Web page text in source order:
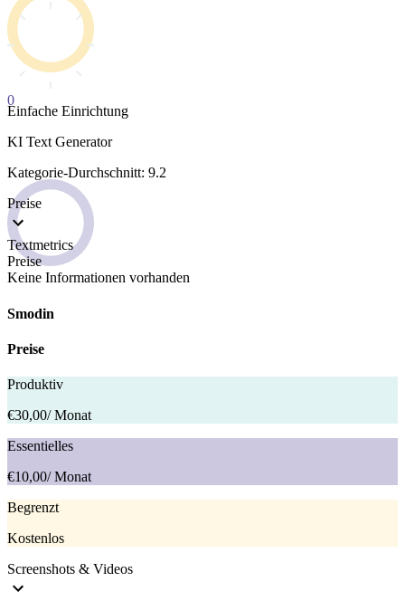
0
Einfache Einrichtung
KI Text Generator
Kategorie-Durchschnitt: 9.2
Preise
Textmetrics
Preise
Keine Informationen vorhanden
Smodin
Preise
Produktiv
€30,00/ Monat
Essentielles
€10,00/ Monat
Begrenzt
Kostenlos
Screenshots & Videos